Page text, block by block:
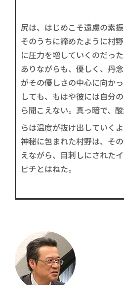
尻は、はじめこそ遠慮の素
そのうちに諦めたように村
に圧力を増していくのだっ
ありながらも、優しく、丹
がその優しさの中心に向か
しても、もはや彼には自分
ら聞こえない。真っ暗で、
らは温度が抜け出していく
神秘に包まれた村野は、そ
えながら、目刺しにされた
ピチとはねた。